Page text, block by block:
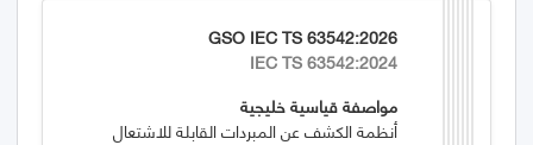
GSO IEC TS 63542:2026
IEC TS 63542:2024
مواصفة قياسية خليجية
أنظمة الكشف عن المبردات القابلة للاشتعال